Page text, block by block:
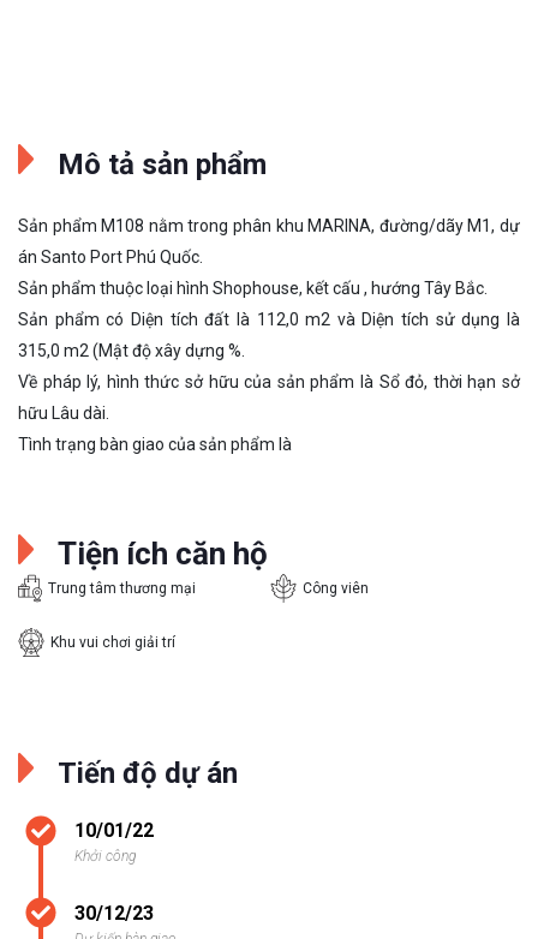
Mô tả sản phẩm
Sản phẩm M108 nằm trong phân khu MARINA, đường/dãy M1, dự
án Santo Port Phú Quốc.
Sản phẩm thuộc loại hình Shophouse, kết cấu , hướng Tây Bắc.
Sản phẩm có Diện tích đất là 112,0 m2 và Diện tích sử dụng là
315,0 m2 (Mật độ xây dựng %.
Về pháp lý, hình thức sở hữu của sản phẩm là Sổ đỏ, thời hạn sở
hữu Lâu dài.
Tình trạng bàn giao của sản phẩm là
Tiện ích căn hộ
Trung tâm thương mại Công viên
Khu vui chơi giải trí
Tiến độ dự án
10/01/22
Khởi công
30/12/23